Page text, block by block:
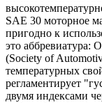
SAE 30 моторное
пригодно к
это аббревиатура:
(Society of
температурных
регламентирует
двумя индексами